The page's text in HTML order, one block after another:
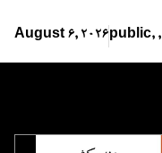
August 6, 2026 public, ,